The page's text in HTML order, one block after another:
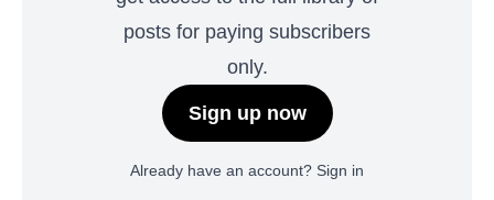
posts for paying subscribers
only.
Sign up now
Already have an account? Sign in